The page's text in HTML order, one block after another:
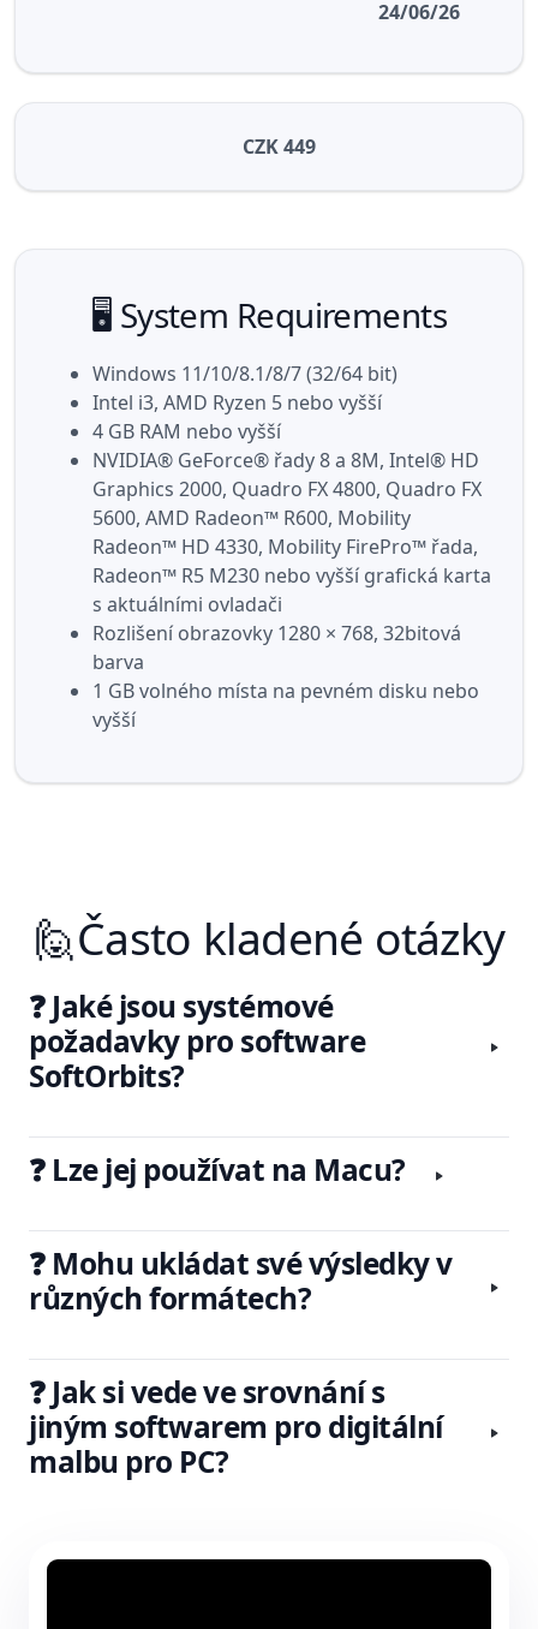
24/06/26
CZK 449
🖥️ System Requirements
Windows 11/10/8.1/8/7 (32/64 bit)
Intel i3, AMD Ryzen 5 nebo vyšší
4 GB RAM nebo vyšší
NVIDIA® GeForce® řady 8 a 8M, Intel® HD
Graphics 2000, Quadro FX 4800, Quadro FX
5600, AMD Radeon™ R600, Mobility
Radeon™ HD 4330, Mobility FirePro™ řada,
Radeon™ R5 M230 nebo vyšší grafická karta
s aktuálními ovladači
Rozlišení obrazovky 1280 × 768, 32bitová
barva
1 GB volného místa na pevném disku nebo
vyšší
🙋Často kladené otázky
❓ Jaké jsou systémové
požadavky pro software
SoftOrbits?
❓ Lze jej používat na Macu?
❓ Mohu ukládat své výsledky v
různých formátech?
❓ Jak si vede ve srovnání s
jiným softwarem pro digitální
malbu pro PC?